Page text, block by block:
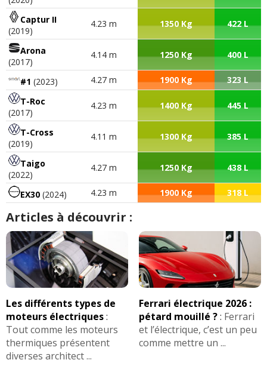
Captur II
(2019)
4.23 m 1350 Kg 422 L
Arona
(2017)
4.14 m 1250 Kg 400 L
#1 (2023) 4.27 m 1900 Kg
323 L
T-Roc
(2017)
4.23 m 1400 Kg 445 L
T-Cross
(2019)
4.11 m 1300 Kg 385 L
Taigo
(2022)
4.27 m 1250 Kg 438 L
EX30 (2024) 4.23 m 1900 Kg 318 L
Articles à découvrir :
Les différents types de
moteurs électriques:
Tout comme les moteurs
thermiques présentent
diverses architect ...
Ferrari électrique 2026 :
pétard mouillé ?: Ferrari
et l’électrique, c’est un peu
comme mettre un ...